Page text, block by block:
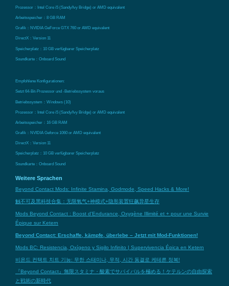
Prozessor：Intel Core i5 (Sandy/Ivy Bridge) or AMD equivalent
Arbeitsspeicher：8 GB RAM
Grafik：NVIDIA GeForce GTX 760 or AMD equivalent
DirectX：Version 11
Speicherplatz：10 GB verfügbarer Speicherplatz
Soundkarte：Onboard Sound
Empfohlene Konfigurationen:
Setzt 64-Bit-Prozessor und -Betriebssystem voraus
Betriebssystem：Windows (10)
Prozessor：Intel Core i5 (Sandy/Ivy Bridge) or AMD equivalent
Arbeitsspeicher：16 GB RAM
Grafik：NVIDIA Geforce 1060 or AMD equivalent
DirectX：Version 11
Speicherplatz：10 GB verfügbarer Speicherplatz
Soundkarte：Onboard Sound
Weitere Sprachen
Beyond Contact Mods: Infinite Stamina, Godmode, Speed Hacks & More!
触不可及黑科技合集：无限氧气+神模式+隐形装置狂飙异星生存
Mods Beyond Contact : Boost d'Endurance, Oxygène Illimité et + pour une Survie
Épique sur Ketern
Beyond Contact: Erschaffe, kämpfe, überlebe – Jetzt mit Mod-Funktionen!
Mods BC: Resistencia, Oxígeno y Sigilo Infinito | Supervivencia Épica en Ketern
비욘드 컨택트 치트 기능: 무한 스태미나, 무적, 시간 동결로 케테른 정복!
『Beyond Contact』無限スタミナ・酸素でサバイバルを極める！ケテルンの自由探索
と戦術の新時代